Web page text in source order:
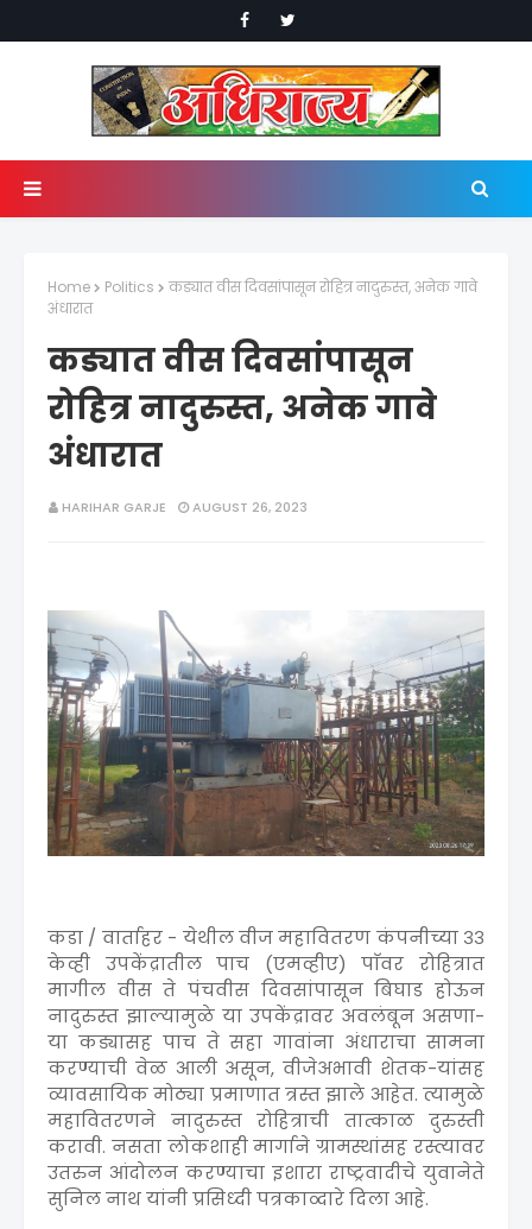
Home Politics
कड्यात वीस दिवसांपासून रोहित्र नादुरुस्त, अनेक गावे
अंधारात
कड्यात वीस दिवसांपासून
रोहित्र नादुरुस्त, अनेक गावे
अंधारात
HARIHAR GARJE AUGUST 26, 2023
कडा / वार्ताहर - येथील वीज महावितरण कंपनीच्या ३३
केव्ही उपकेंद्रातील पाच (एमव्हीए) पाॅवर रोहित्रात
मागील वीस ते पंचवीस दिवसांपासून बिघाड होऊन
नादुरुस्त झाल्यामुळे या उपकेंद्रावर अवलंबून असणा-
या कड्यासह पाच ते सहा गावांना अंधाराचा सामना
करण्याची वेळ आली असून, वीजेअभावी शेतक-यांसह
व्यावसायिक मोठ्या प्रमाणात त्रस्त झाले आहेत. त्यामुळे
महावितरणने नादुरुस्त रोहित्राची तात्काळ दुरुस्ती
करावी. नसता लोकशाही मार्गाने ग्रामस्थांसह रस्त्यावर
उतरुन आंदोलन करण्याचा इशारा राष्ट्रवादीचे युवानेते
सुनिल नाथ यांनी प्रसिध्दी पत्रकाव्दारे दिला आहे.